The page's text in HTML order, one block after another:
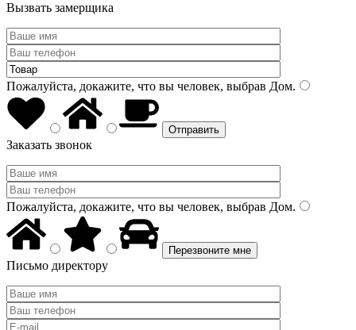
Вызвать замерщика
Пожалуйста, докажите, что вы человек, выбрав Дом.
Заказать звонок
Пожалуйста, докажите, что вы человек, выбрав Дом.
Письмо директору